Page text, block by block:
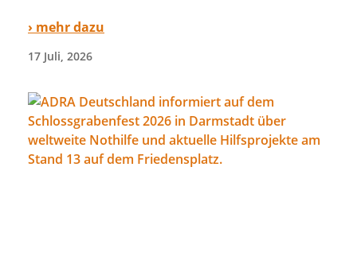
› mehr dazu
17 Juli, 2026